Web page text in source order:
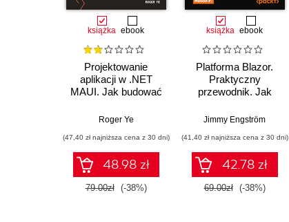
książka ebook
Projektowanie
aplikacji w .NET
MAUI. Jak budować
użytkownika dla
wieloplatformowych
Roger Ye
(47,40 zł najniższa cena z 30 dni)
48.98 zł
79.00zł (-38%)
książka ebook
Platforma Blazor.
Praktyczny
przewodnik. Jak
aplikacje internetowe
Wydanie II
Jimmy Engström
(41,40 zł najniższa cena z 30 dni)
42.78 zł
69.00zł (-38%)